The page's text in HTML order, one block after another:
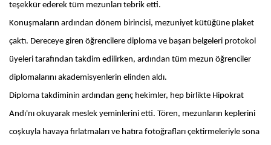
teşekkür ederek tüm mezunları tebrik etti.
Konuşmaların ardından dönem birincisi, mezuniyet kütüğüne plaket
çaktı. Dereceye giren öğrencilere diploma ve başarı belgeleri protokol
üyeleri tarafından takdim edilirken, ardından tüm mezun öğrenciler
diplomalarını akademisyenlerin elinden aldı.
Diploma takdiminin ardından genç hekimler, hep birlikte Hipokrat
Andı'nı okuyarak meslek yeminlerini etti. Tören, mezunların keplerini
coşkuyla havaya fırlatmaları ve hatıra fotoğrafları çektirmeleriyle sona